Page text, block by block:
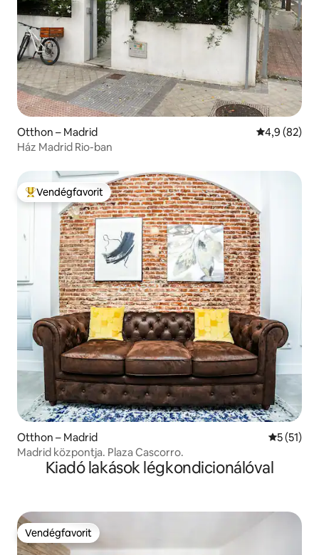
Otthon – Madrid Átlagos
4,9 (82)
Ház Madrid Rio-ban
Kiemelt vendégfavorit
Vendégfavorit
Otthon – Madrid Átlagos
5 (51)
Madrid központja. Plaza Cascorro.
Kiadó lakások légkondicionálóval
Vendégfavorit
Vendégfavorit